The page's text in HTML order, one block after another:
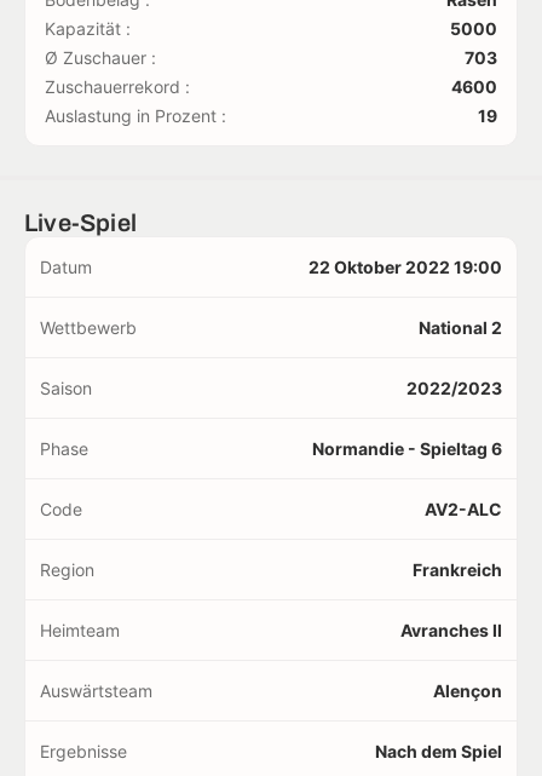
Kapazität :
5000
Ø Zuschauer :
703
Zuschauerrekord :
4600
Auslastung in Prozent :
19
Live-Spiel
Datum 22 Oktober 2022 19:00
Wettbewerb National 2
Saison 2022/2023
Phase Normandie - Spieltag 6
Code AV2-ALC
Region Frankreich
Heimteam Avranches II
Auswärtsteam Alençon
Ergebnisse Nach dem Spiel